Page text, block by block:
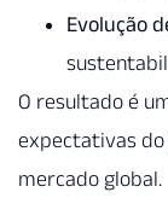
Evolução
O resultado é
expectativas
mercado global.